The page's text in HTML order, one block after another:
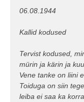
06.08.1944
Kallid kodused
Tervist kodused,
mürin ja kärin ja
Vene tanke on liini
Toiduga on siin
leiba ei saa ka